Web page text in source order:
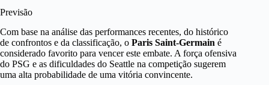
Previsão
Com base na análise das performances recentes, do histórico
de confrontos e da classificação, o Paris Saint-Germain é
considerado favorito para vencer este embate. A força ofensiva
do PSG e as dificuldades do Seattle na competição sugerem
uma alta probabilidade de uma vitória convincente.